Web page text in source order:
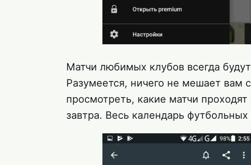
Матчи любимых клубов всегда
Разумеется, ничего не мешает вам
просмотреть, какие матчи
завтра. Весь календарь